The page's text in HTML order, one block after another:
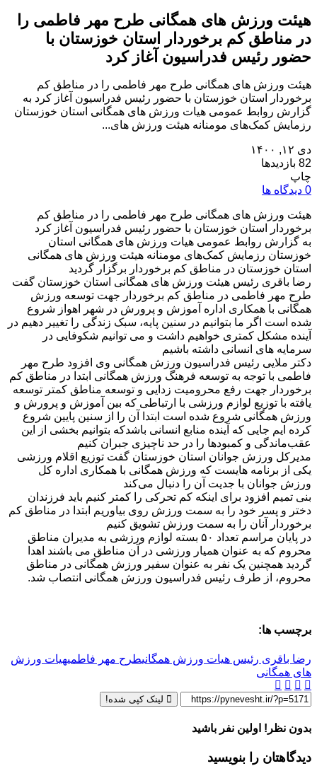
هیئت ورزش های همگانی طرح مهر فاطمی را
در مناطق کم برخوردار استان خوزستان با
حضور رئیس فدراسیون آغاز کرد
هیئت ورزش های همگانی طرح مهر فاطمی را در مناطق کم
برخوردار استان خوزستان با حضور رئیس فدراسیون آغاز کرد به
گزارش روابط عمومی هیات ورزش های همگانی استان خوزستان
رزمایش کمک‌های مومنانه هیئت ورزش های...
دی ۱۲, ۱۴۰۰
82 بازدیدها
چاپ
0 دیدگاه ها
هیئت ورزش های همگانی طرح مهر فاطمی را در مناطق کم
برخوردار استان خوزستان با حضور رئیس فدراسیون آغاز کرد
به گزارش روابط عمومی هیات ورزش های همگانی استان
خوزستان رزمایش کمک‌های مومنانه هیئت ورزش های همگانی
استان خوزستان در مناطق کم برخوردار برگزار گردید
رضا باقری رئیس هیئت ورزش های همگانی استان خوزستان گفت
طرح مهر فاطمی در مناطق کم برخوردار جهت توسعه ورزش
همگانی با همکاری اداره آموزش و پرورش در شهر اهواز شروع
شده است اگر ما بتوانیم در سنین پایه، سبک زندگی را تغییر دهیم در
آینده مشکل کمتری خواهیم داشت و می توانیم شکوفایی در
سرمایه های انسانی داشته باشیم
دکتر ملایی رئیس فدراسیون ورزش همگانی وی افزود طرح مهر
فاطمی با توجه به توسعه فرهنگ ورزش همگانی ابتدا در مناطق کم
برخوردار جهت رفع محرومیت زدایی و توسعه مناطق کمتر توسعه
یافته با توزیع لوازم ورزشی با ارتباطی که بین آموزش و پرورش و
ورزش همگانی شروع شده است ابتدا آن را از سنین پایین شروع
کرده ایم جایی که آینده منابع انسانی باشدکه بتوانیم بخشی از این
عقب‌ماندگی و کمبودها را در حد ناچیزی جبران کنیم
مدیرکل ورزش جوانان استان خوزستان گفت توزیع اقلام ورزشی
یکی از برنامه هایست که ورزش همگانی با همکاری اداره کل
ورزش جوانان با جدیت آن را دنبال می‌کند
بنی تمیم افزود برای اینکه کم تحرکی را کمتر کنیم باید فرزندان
دختر و پسر خود را به سمت ورزش روی بیاوریم ابتدا در مناطق کم
برخوردار آنان را به سمت ورزش تشویق کنیم
در پایان مراسم تعداد ۵۰ بسته لوازم ورزشی به مدیران مناطق
محروم که به عنوان همیار ورزشی در آن مناطق می باشند اهدا
گردید همچنین یک نفر به عنوان سفیر ورزش همگانی در مناطق
محروم، از طرف رئیس فدراسیون ورزش همگانی انتصاب شد.
برچسب ها:
رضا باقری رئیس هیات ورزش همگانیطرح مهر فاطمیهیات ورزش
های همگانی
لینک کپی شده!
بدون نظر! اولین نفر باشید
دیدگاهتان را بنویسید